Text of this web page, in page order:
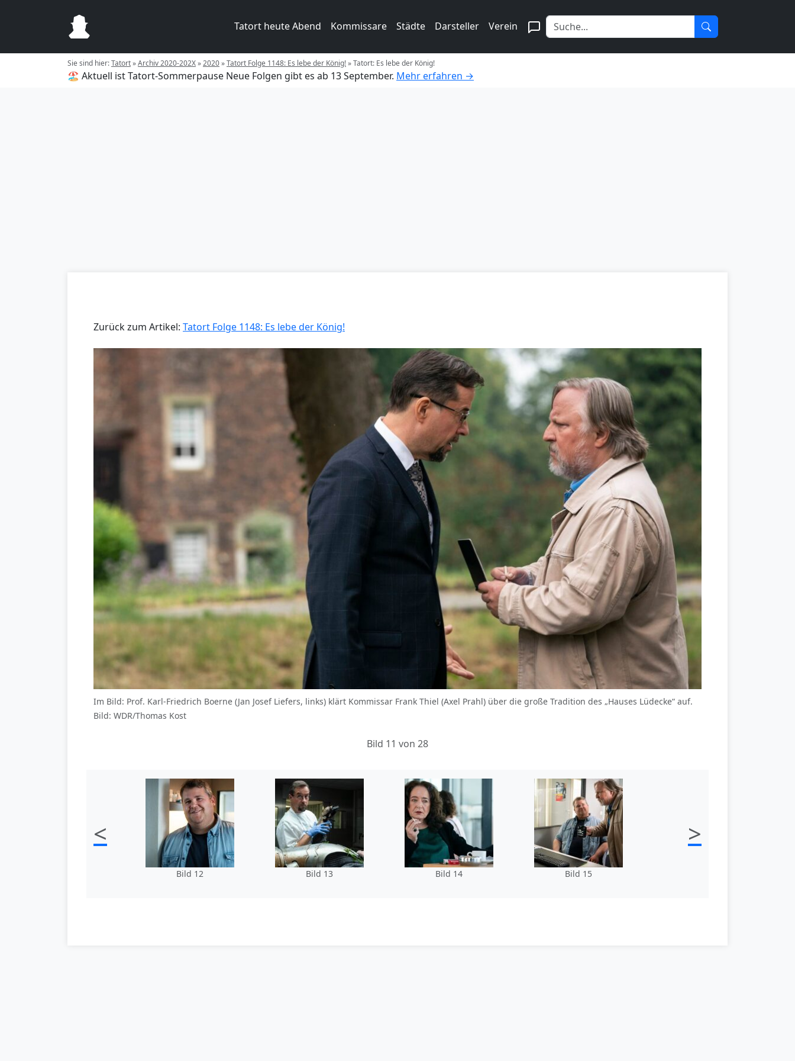
Tatort heute Abend Kommissare Städte Darsteller Verein
Sie sind hier:Tatort»Archiv 2020-202X»2020»Tatort Folge 1148: Es lebe der König!»Tatort: Es lebe der König!
🏖️ Aktuell ist Tatort-Sommerpause Neue Folgen gibt es ab 13 September. Mehr erfahren →
Zurück zum Artikel: Tatort Folge 1148: Es lebe der König!
Im Bild: Prof. Karl-Friedrich Boerne (Jan Josef Liefers, links) klärt Kommissar Frank Thiel (Axel Prahl) über die große Tradition des „Hauses Lüdecke“ auf.
Bild: WDR/Thomas Kost
Bild 11 von 28
<
Bild 12 Bild 13 Bild 14 Bild 15
>